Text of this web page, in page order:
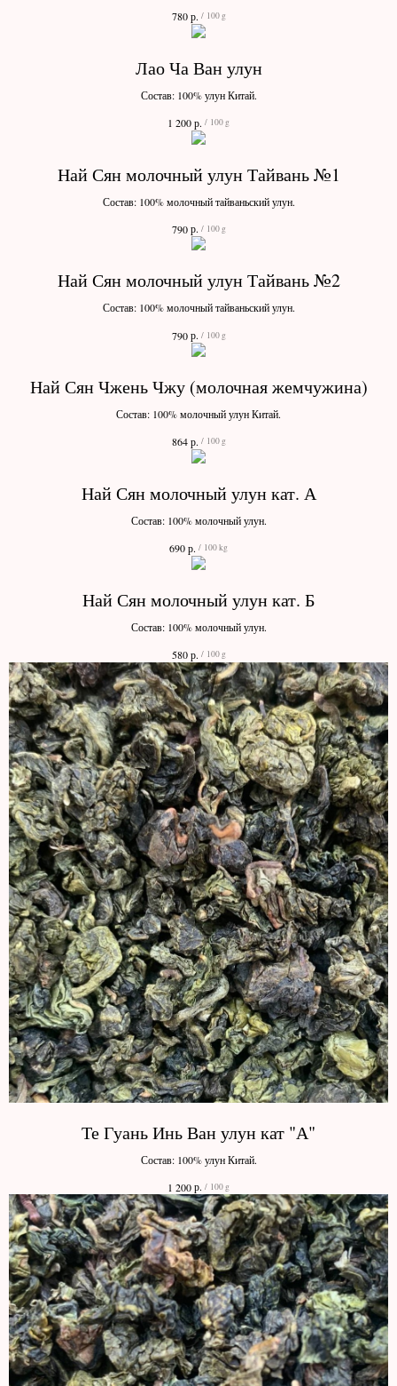
780 р. / 100 g
Лао Ча Ван улун
Состав: 100% улун Китай.
1 200р. / 100 g
Най Сян молочный улун Тайвань №1
Состав: 100% молочный тайваньский улун.
790 р. / 100 g
Най Сян молочный улун Тайвань №2
Состав: 100% молочный тайваньский улун.
790 р. / 100 g
Най Сян Чжень Чжу (молочная жемчужина)
Состав: 100% молочный улун Китай.
864 р. / 100 g
Най Сян молочный улун кат. А
Состав: 100% молочный улун.
690р. / 100 kg
Най Сян молочный улун кат. Б
Состав: 100% молочный улун.
580 р. / 100 g
Те Гуань Инь Ван улун кат "А"
Состав: 100% улун Китай.
1 200р. / 100 g